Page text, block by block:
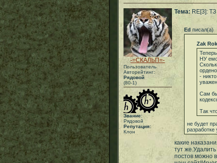
-=СКАЛЬП=-
Пользователь
Авторейтинг:
Рядовой
(80-1)
Звание:
Рядовой
Репутация:
Клон
Тема: RE[3]: ТЗ
Ed писал(а)
Zak
НУ
-
Сам
Так
не будет
разработке
какие
тут
постов можно